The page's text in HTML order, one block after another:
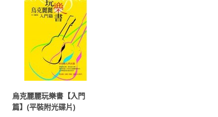
烏克麗麗玩樂書【入門
篇】(平裝附光碟片)